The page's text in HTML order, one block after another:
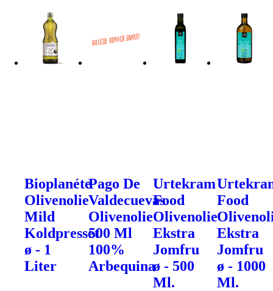
Bioplanéte
Olivenolie
Mild
Koldpresset
ø - 1
Liter
Pago De
Valdecuevas
Olivenolie
500 Ml
100%
Arbequina
Urtekram
Food
Olivenolie
Ekstra
Jomfru
ø - 500
Ml.
Food
Ekstra
Jomfru
ø - 1000
Ml.